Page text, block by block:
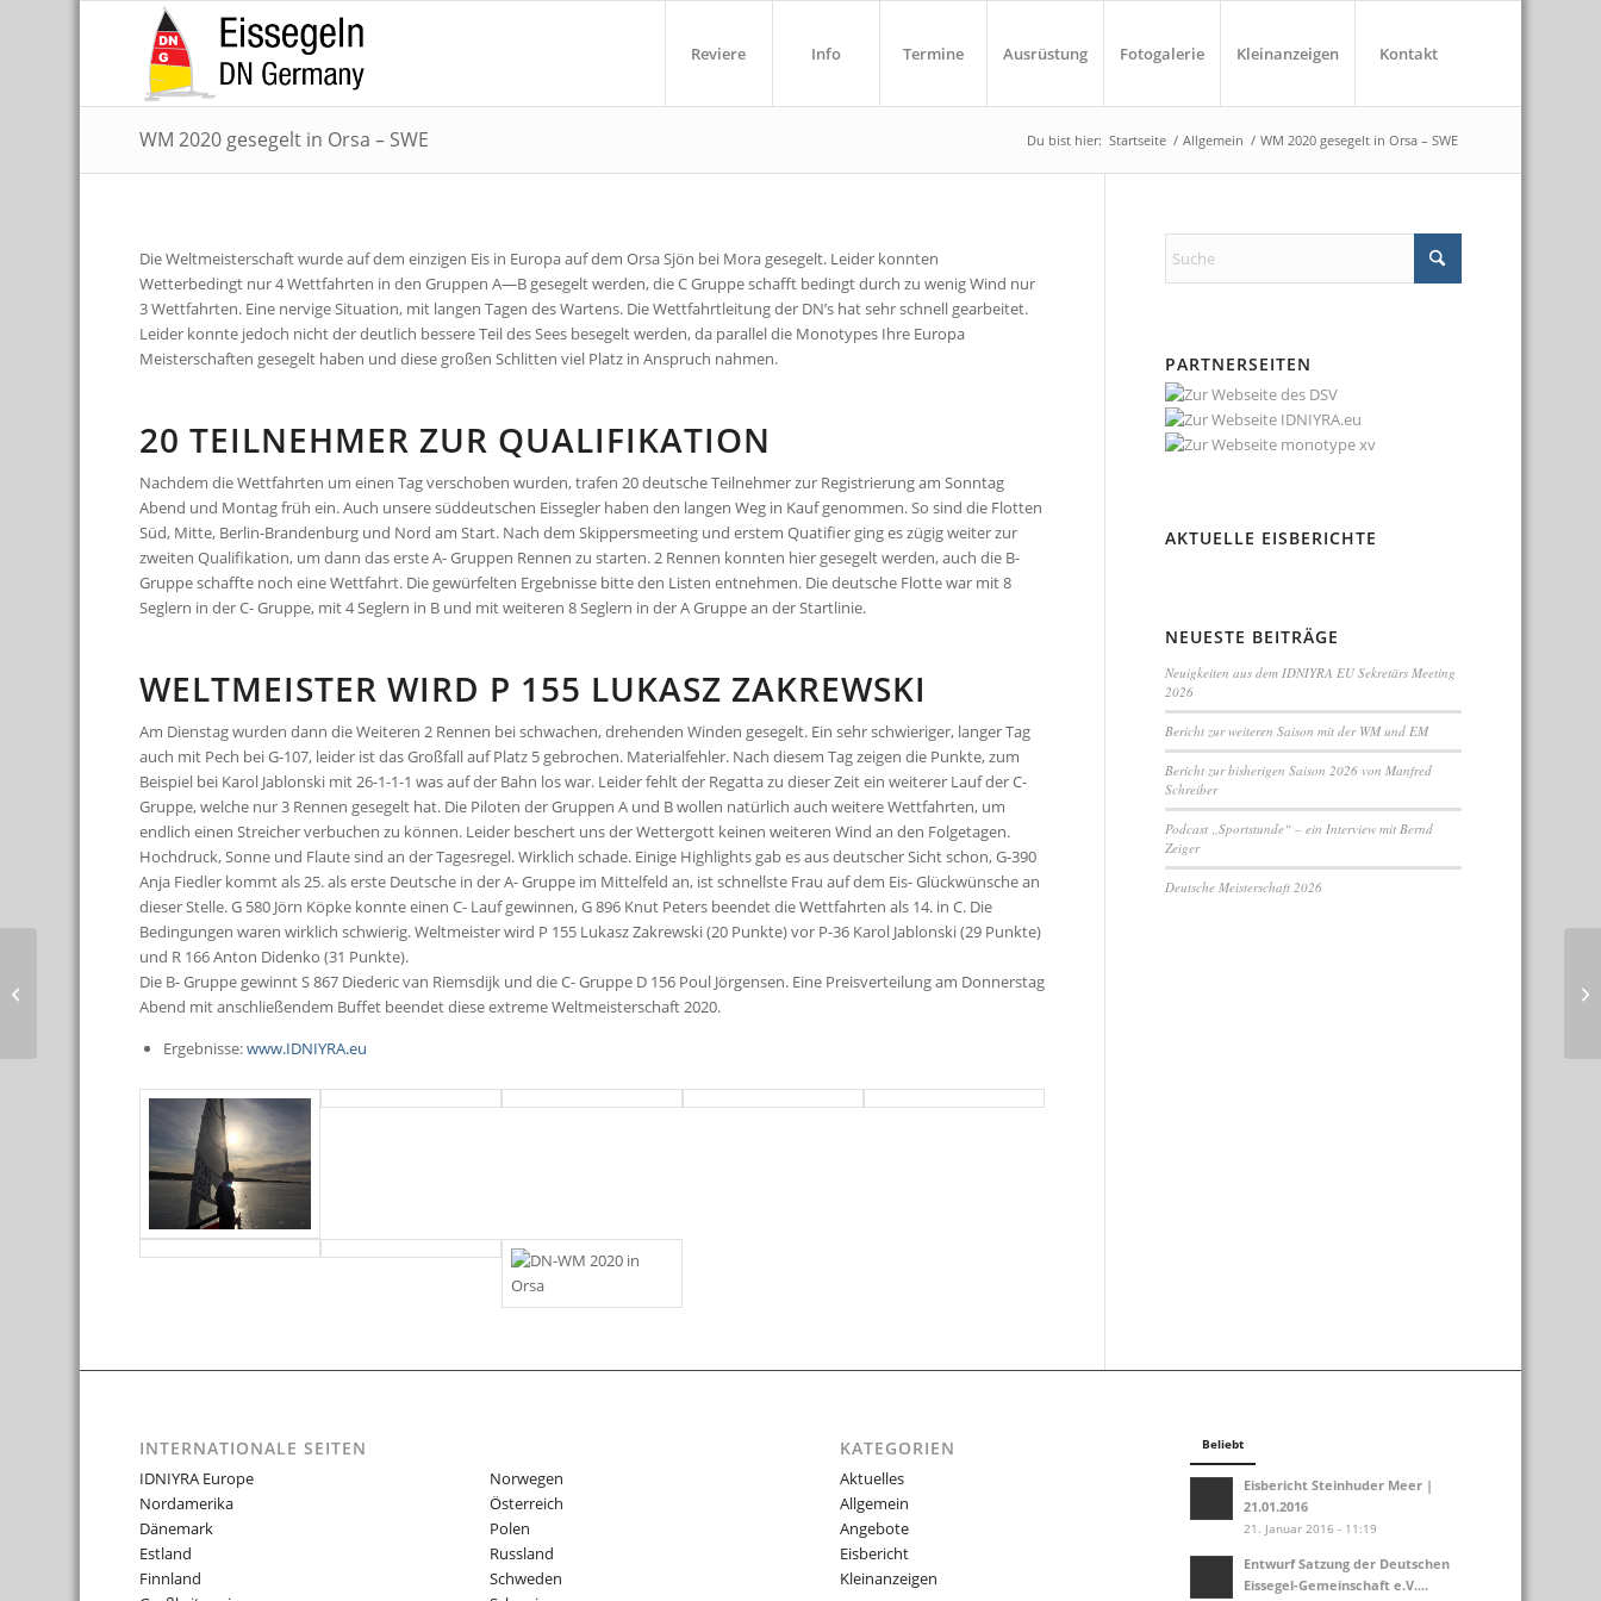
Reviere Info Termine Ausrüstung Fotogalerie Kleinanzeigen Kontakt
WM 2020 gesegelt in Orsa – SWE Du bist hier: Startseite / Allgemein / WM 2020 gesegelt in Orsa – SWE
Die Weltmeisterschaft wurde auf dem einzigen Eis in Europa auf dem Orsa Sjön bei Mora gesegelt. Leider konnten
Wetterbedingt nur 4 Wettfahrten in den Gruppen A—B gesegelt werden, die C Gruppe schafft bedingt durch zu wenig Wind nur
3 Wettfahrten. Eine nervige Situation, mit langen Tagen des Wartens. Die Wettfahrtleitung der DN’s hat sehr schnell gearbeitet.
Leider konnte jedoch nicht der deutlich bessere Teil des Sees besegelt werden, da parallel die Monotypes Ihre Europa
Meisterschaften gesegelt haben und diese großen Schlitten viel Platz in Anspruch nahmen.
20 TEILNEHMER ZUR QUALIFIKATION
Nachdem die Wettfahrten um einen Tag verschoben wurden, trafen 20 deutsche Teilnehmer zur Registrierung am Sonntag
Abend und Montag früh ein. Auch unsere süddeutschen Eissegler haben den langen Weg in Kauf genommen. So sind die Flotten
Süd, Mitte, Berlin-Brandenburg und Nord am Start. Nach dem Skippersmeeting und erstem Quatifier ging es zügig weiter zur
zweiten Qualifikation, um dann das erste A- Gruppen Rennen zu starten. 2 Rennen konnten hier gesegelt werden, auch die B-
Gruppe schaffte noch eine Wettfahrt. Die gewürfelten Ergebnisse bitte den Listen entnehmen. Die deutsche Flotte war mit 8
Seglern in der C- Gruppe, mit 4 Seglern in B und mit weiteren 8 Seglern in der A Gruppe an der Startlinie.
WELTMEISTER WIRD P 155 LUKASZ ZAKREWSKI
Am Dienstag wurden dann die Weiteren 2 Rennen bei schwachen, drehenden Winden gesegelt. Ein sehr schwieriger, langer Tag
auch mit Pech bei G-107, leider ist das Großfall auf Platz 5 gebrochen. Materialfehler. Nach diesem Tag zeigen die Punkte, zum
Beispiel bei Karol Jablonski mit 26-1-1-1 was auf der Bahn los war. Leider fehlt der Regatta zu dieser Zeit ein weiterer Lauf der C-
Gruppe, welche nur 3 Rennen gesegelt hat. Die Piloten der Gruppen A und B wollen natürlich auch weitere Wettfahrten, um
endlich einen Streicher verbuchen zu können. Leider beschert uns der Wettergott keinen weiteren Wind an den Folgetagen.
Hochdruck, Sonne und Flaute sind an der Tagesregel. Wirklich schade. Einige Highlights gab es aus deutscher Sicht schon, G-390
Anja Fiedler kommt als 25. als erste Deutsche in der A- Gruppe im Mittelfeld an, ist schnellste Frau auf dem Eis- Glückwünsche an
dieser Stelle. G 580 Jörn Köpke konnte einen C- Lauf gewinnen, G 896 Knut Peters beendet die Wettfahrten als 14. in C. Die
Bedingungen waren wirklich schwierig. Weltmeister wird P 155 Lukasz Zakrewski (20 Punkte) vor P-36 Karol Jablonski (29 Punkte)
und R 166 Anton Didenko (31 Punkte).
Die B- Gruppe gewinnt S 867 Diederic van Riemsdijk und die C- Gruppe D 156 Poul Jörgensen. Eine Preisverteilung am Donnerstag
Abend mit anschließendem Buffet beendet diese extreme Weltmeisterschaft 2020.
Ergebnisse:www.IDNIYRA.eu
PARTNERSEITEN
AKTUELLE EISBERICHTE
NEUESTE BEITRÄGE
Neuigkeiten aus dem IDNIYRA EU Sekretärs Meeting
2026
Bericht zur weiteren Saison mit der WM und EM
Bericht zur bisherigen Saison 2026 von Manfred
Schreiber
Podcast „Sportstunde“ – ein Interview mit Bernd
Zeiger
Deutsche Meisterschaft 2026
INTERNATIONALE SEITEN
IDNIYRA Europe
Nordamerika
Dänemark
Estland
Finnland
Norwegen
Österreich
Polen
Russland
Schweden
KATEGORIEN
Aktuelles
Allgemein
Angebote
Eisbericht
Kleinanzeigen
Beliebt
Eisbericht Steinhuder Meer |
21.01.2016
21. Januar 2016 - 11:19
Entwurf Satzung der Deutschen
Eissegel-Gemeinschaft e.V....
Grand Master Cup
2020: Senioren segeln